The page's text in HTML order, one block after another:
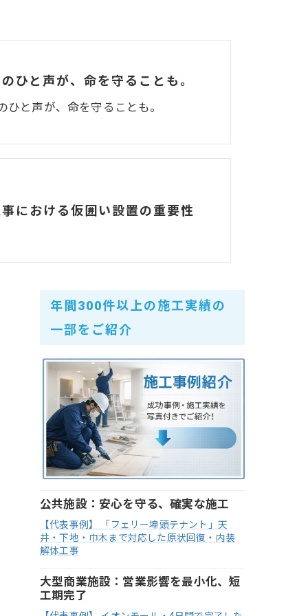
ひと声が、命を守ることも。
ひと声が、命を守ることも。
における仮囲い設置の重要性
年間300件以上の施工実績の
一部をご紹介
公共施設：安心を守る、確実な施工
【代表事例】 「フェリー埠頭テナント」天
井・下地・巾木まで対応した原状回復・内装
解体工事
大型商業施設：営業影響を最小化、短
工期完了